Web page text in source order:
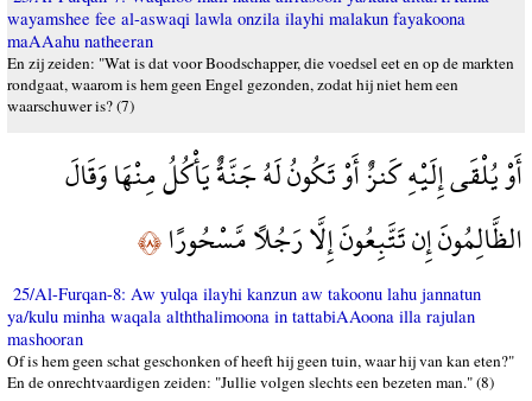
wayamshee fee al-aswaqi lawla onzila ilayhi malakun fayakoona
maAAahu natheeran
En zij zeiden: "Wat is dat voor Boodschapper, die voedsel eet en op de markten
rondgaat, waarom is hem geen Engel gezonden, zodat hij niet hem een
waarschuwer is? (7)
أَوْ يُلْقَى إِلَيْهِ كَنزٌ أَوْ تَكُونُ لَهُ جَنَّةٌ يَأْكُلُ مِنْهَا وَقَالَ
الظَّالِمُونَ إِن تَتَّبِعُونَ إِلَّا رَجُلًا مَّسْحُورًا﴿٨﴾
25/Al-Furqan-8: Aw yulqa ilayhi kanzun aw takoonu lahu jannatun
ya/kulu minha waqala alththalimoona in tattabiAAoona illa rajulan
mashooran
Of is hem geen schat geschonken of heeft hij geen tuin, waar hij van kan eten?"
En de onrechtvaardigen zeiden: "Jullie volgen slechts een bezeten man." (8)